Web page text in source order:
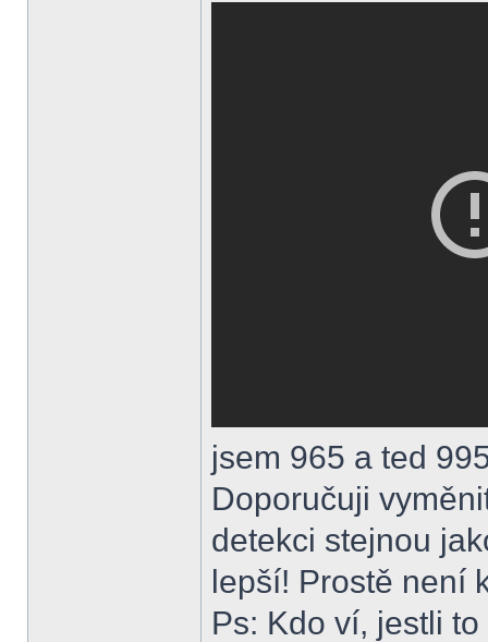
jsem 965 a ted
Doporučuji
detekci stejnou
lepší! Prostě není
Ps: Kdo ví, jestli